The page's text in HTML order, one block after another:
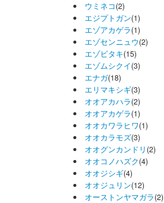
ウミネコ(2)
エジプトガン(1)
エゾアカゲラ(1)
エゾセンニュウ(2)
エゾビタキ(15)
エゾムシクイ(3)
エナガ(18)
エリマキシギ(3)
オオアカハラ(2)
オオアカゲラ(1)
オオカワラヒワ(1)
オオカラモズ(3)
オオグンカンドリ (2)
オオコノハズク(4)
オオジシギ(4)
オオジュリン(12)
オーストンヤマガラ(2)